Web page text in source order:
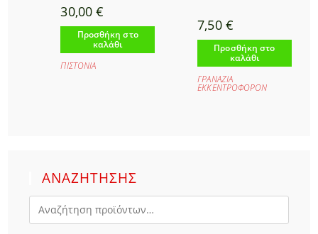
30,00€
Προσθήκη στο
καλάθι
ΠΙΣΤΟΝΙΑ
7,50 €
Προσθήκη στο
καλάθι
ΓΡΑΝΑΖΙΑ
ΕΚΚΕΝΤΡΟΦΟΡΟΝ
ΑΝΑΖΗΤΗΣΗΣ